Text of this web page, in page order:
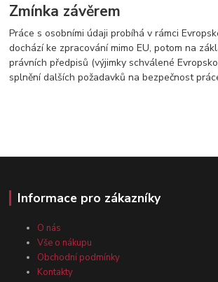
Zmínka závěrem
Práce s osobními údaji probíhá v rámci
dochází ke zpracování mimo EU, potom na
právních předpisů (výjimky schválené
splnění dalších požadavků na bezpečnost
Informace pro zákazníky
O nás
Vše o nákupu
Obchodní podmínky
Kontakty